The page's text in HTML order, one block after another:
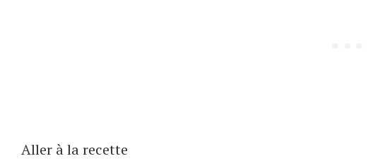
Aller à la recette